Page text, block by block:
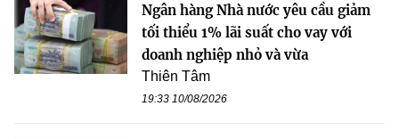
Ngân hàng Nhà nước yêu cầu giảm
tối thiểu 1% lãi suất cho vay với
doanh nghiệp nhỏ và vừa
Thiên Tâm
19:33 10/08/2026